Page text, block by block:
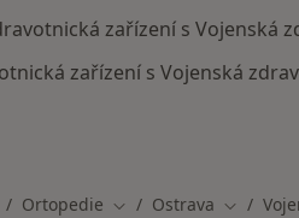
zařízení s Vojenská
zařízení s Vojenská
Ortopedie Změna města
Ostrava Změna